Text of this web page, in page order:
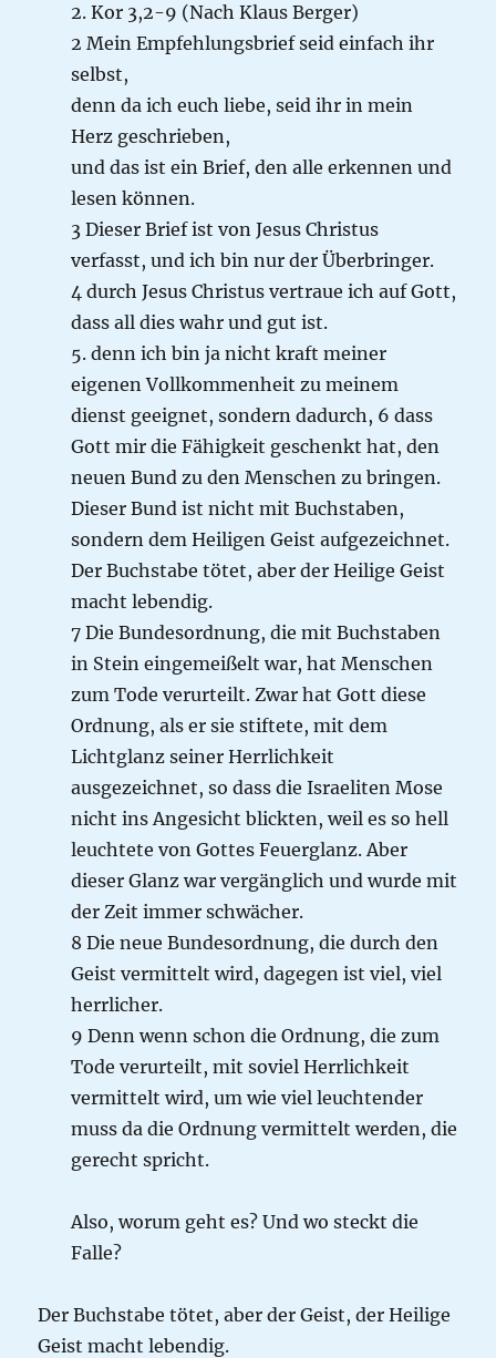
2. Kor 3,2-9 (Nach Klaus Berger)
2 Mein Empfehlungsbrief seid einfach ihr
selbst,
denn da ich euch liebe, seid ihr in mein
Herz geschrieben,
und das ist ein Brief, den alle erkennen und
lesen können.
3 Dieser Brief ist von Jesus Christus
verfasst, und ich bin nur der Überbringer.
4 durch Jesus Christus vertraue ich auf Gott,
dass all dies wahr und gut ist.
5. denn ich bin ja nicht kraft meiner
eigenen Vollkommenheit zu meinem
dienst geeignet, sondern dadurch, 6 dass
Gott mir die Fähigkeit geschenkt hat, den
neuen Bund zu den Menschen zu bringen.
Dieser Bund ist nicht mit Buchstaben,
sondern dem Heiligen Geist aufgezeichnet.
Der Buchstabe tötet, aber der Heilige Geist
macht lebendig.
7 Die Bundesordnung, die mit Buchstaben
in Stein eingemeißelt war, hat Menschen
zum Tode verurteilt. Zwar hat Gott diese
Ordnung, als er sie stiftete, mit dem
Lichtglanz seiner Herrlichkeit
ausgezeichnet, so dass die Israeliten Mose
nicht ins Angesicht blickten, weil es so hell
leuchtete von Gottes Feuerglanz. Aber
dieser Glanz war vergänglich und wurde mit
der Zeit immer schwächer.
8 Die neue Bundesordnung, die durch den
Geist vermittelt wird, dagegen ist viel, viel
herrlicher.
9 Denn wenn schon die Ordnung, die zum
Tode verurteilt, mit soviel Herrlichkeit
vermittelt wird, um wie viel leuchtender
muss da die Ordnung vermittelt werden, die
gerecht spricht.
Also, worum geht es? Und wo steckt die
Falle?
Der Buchstabe tötet, aber der Geist, der Heilige
Geist macht lebendig.